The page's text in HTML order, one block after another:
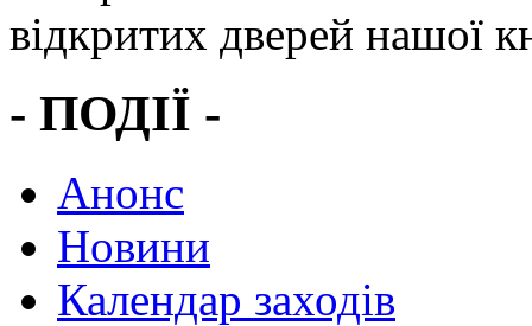
відкритих дверей нашої
- ПОДІЇ -
Анонс
Новини
Календар заходів